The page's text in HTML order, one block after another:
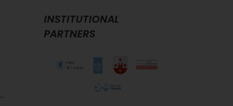
INSTITUTIONAL
PARTNERS